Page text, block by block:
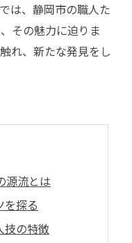
は、静岡市の職人た
その魅力に迫りま
れ、新たな発見をし
源流とは
を探る
技の特徴